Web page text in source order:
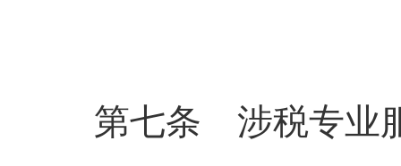
第七条 涉税专业服